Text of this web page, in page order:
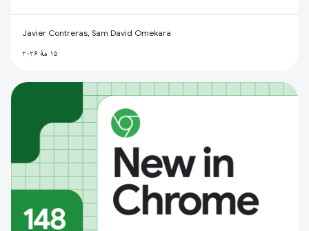
Javier Contreras, Sam David Omekara
۱۵ مهٔ ۲۰۲۶